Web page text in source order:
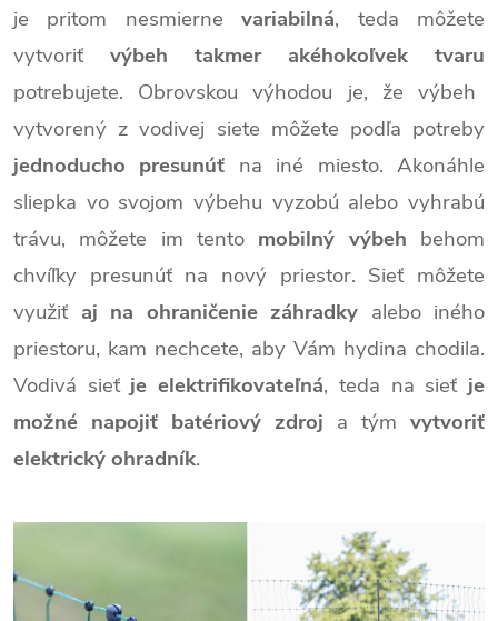
je pritom nesmiernevariabilná, teda môžete
vytvoriť výbeh takmer akéhokoľvek tvaru
potrebujete. Obrovskou výhodou je, že výbeh
vytvorený z vodivej siete môžete podľa potreby
jednoducho presunúť na iné miesto.Akonáhle
sliepka vo svojom výbehu vyzobú alebo vyhrabú
trávu, môžete im tento mobilný výbeh behom
chvíľky presunúť na nový priestor. Sieť môžete
využiť aj na ohraničenie záhradky alebo iného
priestoru, kam nechcete, aby Vám hydina chodila.
Vodivá sieť jeelektrifikovateľná, teda na sieť je
možné napojiť batériový zdroj a tým vytvoriť
elektrický ohradník.